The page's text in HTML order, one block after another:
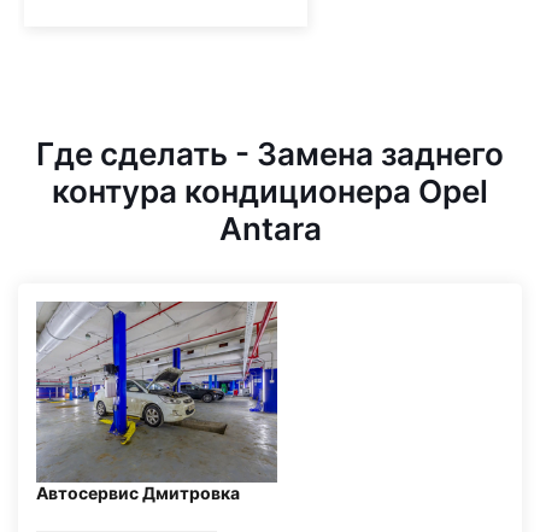
Где сделать - Замена заднего
контура кондиционера Opel
Antara
Автосервис Дмитровка